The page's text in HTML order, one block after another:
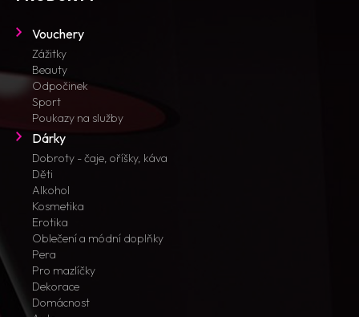
Vouchery
Zážitky
Beauty
Odpočinek
Sport
Poukazy na služby
Dárky
Dobroty - čaje, oříšky, káva
Děti
Alkohol
Kosmetika
Erotika
Oblečení a módní doplňky
Pera
Pro mazlíčky
Dekorace
Domácnost